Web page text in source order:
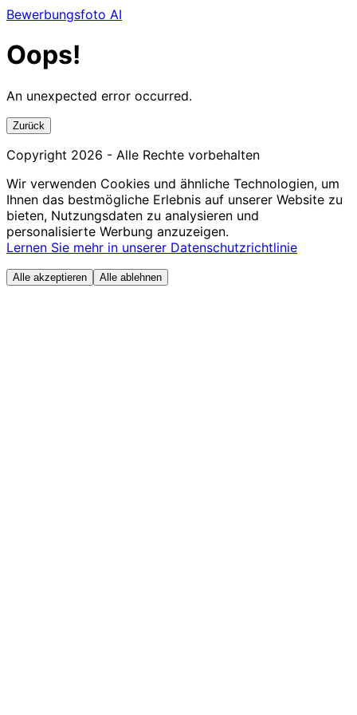
Bewerbungsfoto AI
Oops!
An unexpected error occurred.
Zurück
Copyright 2026 - Alle Rechte vorbehalten
Wir verwenden Cookies und ähnliche Technologien, um
Ihnen das bestmögliche Erlebnis auf unserer Website zu
bieten, Nutzungsdaten zu analysieren und
personalisierte Werbung anzuzeigen.
Lernen Sie mehr in unserer Datenschutzrichtlinie
Alle akzeptieren Alle ablehnen